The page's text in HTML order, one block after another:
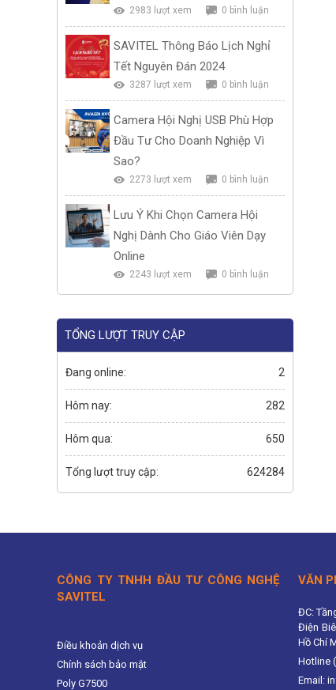
2983 lượt xem 0 bình luận
SAVITEL Thông Báo Lịch Nghỉ
Tết Nguyên Đán 2024
3287 lượt xem 0 bình luận
Camera Hội Nghị USB Phù Hợp
Đầu Tư Cho Doanh Nghiệp Vì
Sao?
2273 lượt xem 0 bình luận
Lưu Ý Khi Chọn Camera Hội
Nghị Dành Cho Giáo Viên Dạy
Online
2243 lượt xem 0 bình luận
TỔNG LƯỢT TRUY CẬP
Đang online: 2
Hôm nay: 282
Hôm qua: 650
Tổng lượt truy cập: 624284
CÔNG TY TNHH ĐẦU TƯ CÔNG NGHỆ
SAVITEL
Điều khoản dịch vụ
Chính sách bảo mật
Poly G7500
VĂN
ĐC:
Điện
Hồ Chí
Hotline
Email: